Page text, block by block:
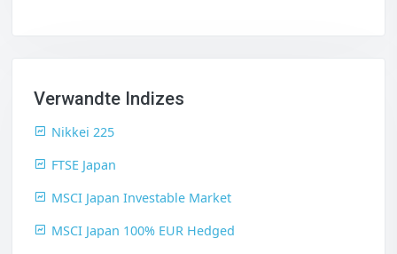
Verwandte Indizes
Nikkei 225
FTSE Japan
MSCI Japan Investable Market
MSCI Japan 100% EUR Hedged